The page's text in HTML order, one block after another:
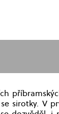
sirotky. V